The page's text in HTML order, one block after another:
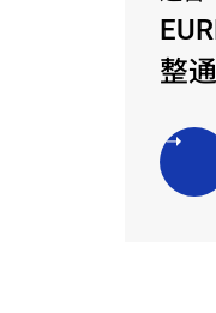
整